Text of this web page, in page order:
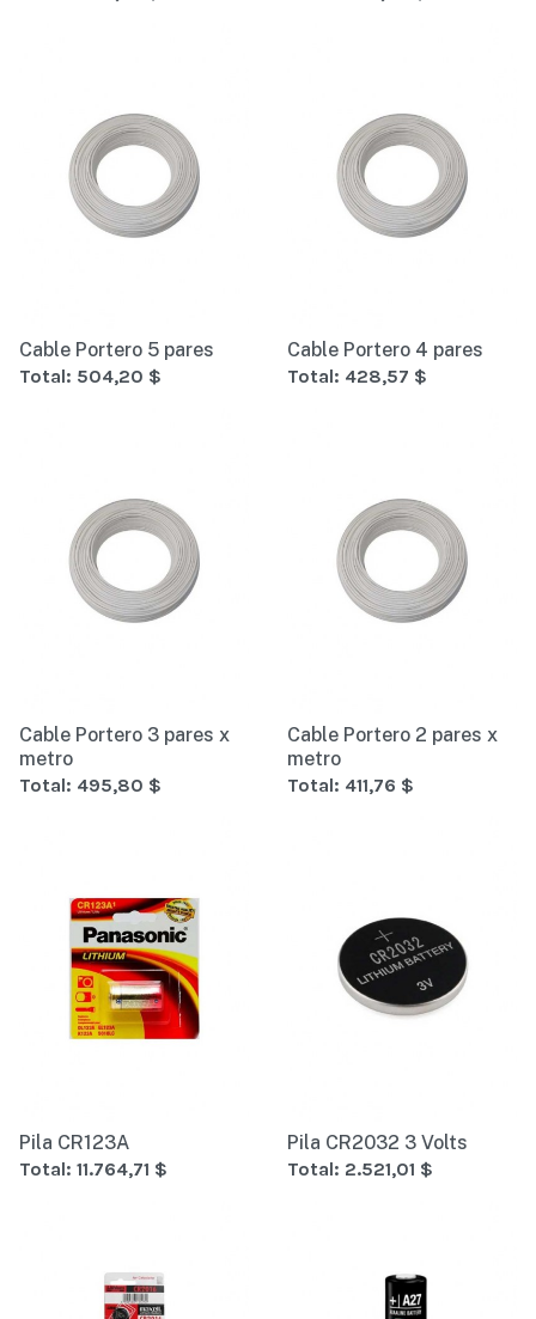
Cable Portero 5 pares
Total: 504,20 $
Cable Portero 4 pares
Total: 428,57 $
Cable Portero 3 pares x
metro
Total: 495,80 $
Cable Portero 2 pares x
metro
Total: 411,76 $
Pila CR123A
Total: 11.764,71 $
Pila CR2032 3 Volts
Total: 2.521,01 $